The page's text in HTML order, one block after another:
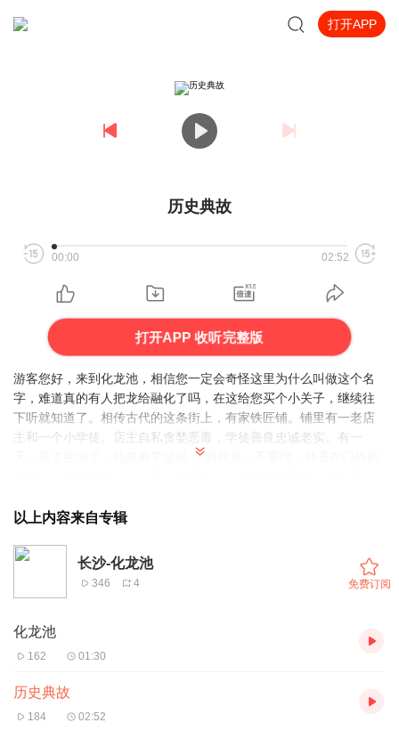
打开APP
历史典故
00:00 02:52
打开APP 收听完整版
游客您好，来到化龙池，相信您一定会奇怪这里为什么叫做这个名
字，难道真的有人把龙给融化了吗，在这给您买个小关子，继续往
下听就知道了。相传古代的这条街上，有家铁匠铺。铺里有一老店
主和一个小学徒。店主自私贪婪恶毒，学徒善良忠诚老实。有一
天，店主生病了，他抓着学徒说：“我死后，不要埋，就丢在门外的
丢一只公鸡到井里。不久，学徒娶了个贤慧的妻子，生活得十分美
长；响声越大，后来连地都震动起来。人们十分惊恐，昼夜不宁；
学徒梦见店主抓他说：“你用公鸡祭我，我身上沾了公鸡的血，变成
了一条龙，近日就要东归大海去了，到时，长沙城会变成一片汪
的。退水后长沙城的人都淹死了，你还可以独占长沙。否则，你就
性命难保。”学徒醒来，才知道井里的响动原来是店主所为。他决心
话没说就帮助他熔铁。铁水熔好了，夫妻赶紧抬出一桶，对着井里
一倒，就听得井里发出轰隆隆的响声，接着，地面开始震动起来；
以上内容来自专辑
长沙-化龙池
346 4 免费订阅
化龙池
162 01:30
历史典故
184 02:52